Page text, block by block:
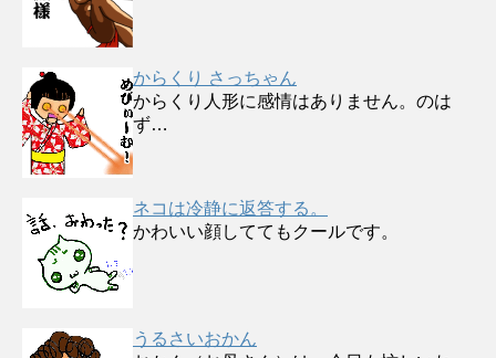
からくり さっちゃん
からくり人形に感情はありません。のは
ず…
ネコは冷静に返答する。
かわいい顔しててもクールです。
うるさいおかん